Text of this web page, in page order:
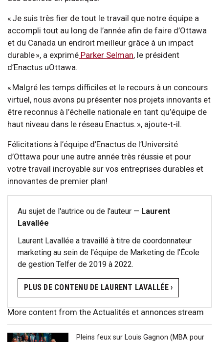
« Je suis très fier de tout le travail que notre équipe a
accompli tout au long de l’année afin de faire d’Ottawa
et du Canada un endroit meilleur grâce à un impact
durable », a exprimé Parker Selman, le président
d’Enactus uOttawa.
« Malgré les temps difficiles et le recours à un concours
virtuel, nous avons pu présenter nos projets innovants et
être reconnus à l’échelle nationale en tant qu’équipe de
haut niveau dans le réseau Enactus. », ajoute-t-il.
Félicitations à l’équipe d’Enactus de l’Université
d’Ottawa pour une autre année très réussie et pour
votre travail incroyable sur vos entreprises durables et
innovantes de premier plan!
Au sujet de l'autrice ou de l'auteur — Laurent
Lavallée
Laurent Lavallée a travaillé à titre de coordonnateur
marketing au sein de l'équipe de Marketing de l'École
de gestion Telfer de 2019 à 2022.
PLUS DE CONTENU DE LAURENT LAVALLÉE ›
More content from the Actualités et annonces stream
Pleins feux sur Louis Gagnon (MBA pour